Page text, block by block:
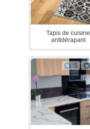
Tapis de cuisine
antidérapant
5